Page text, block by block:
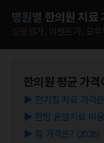
병원별 한의원 치료
한의원 평균 가
▶ 전기침 치료 가격
▶ 한방 온열치료 비
▶ 뜸 가격은? (2026)